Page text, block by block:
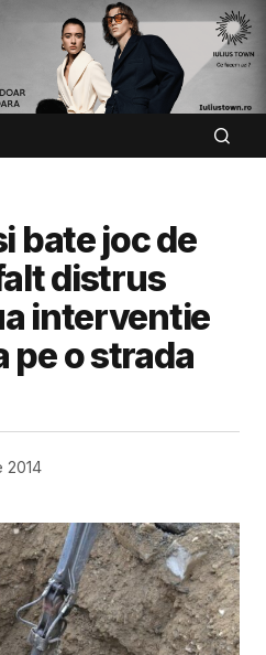
bate joc de
distrus
interventie
pe o strada
2014